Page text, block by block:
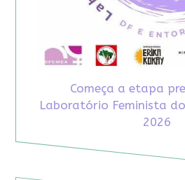
Começa a etapa
Laboratório Feminista
2026